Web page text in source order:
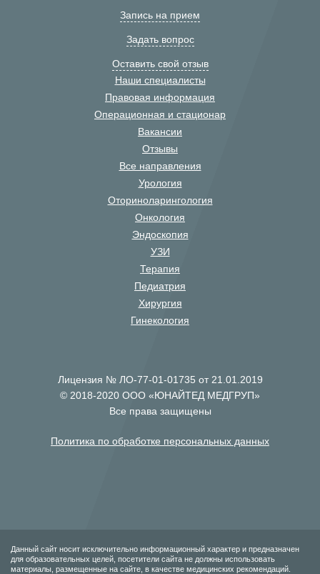
Запись на прием
Задать вопрос
Оставить свой отзыв
Наши специалисты
Правовая информация
Операционная и стационар
Вакансии
Отзывы
Все направления
Урология
Оториноларингология
Онкология
Эндоскопия
УЗИ
Терапия
Педиатрия
Хирургия
Гинекология
Лицензия № ЛО-77-01-01735 от 21.01.2019
© 2018-2020 ООО «ЮНАЙТЕД МЕДГРУП»
Все права защищены
Политика по обработке персональных данных
Данный сайт носит исключительно информационный характер и предназначен
для образовательных целей, посетители сайта не должны использовать
материалы, размещенные на сайте, в качестве медицинских рекомендаций.